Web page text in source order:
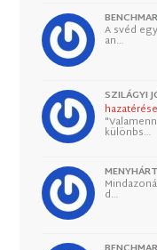
A svéd
an…
SZILÁGYI
hazatérése
különbs…
d…